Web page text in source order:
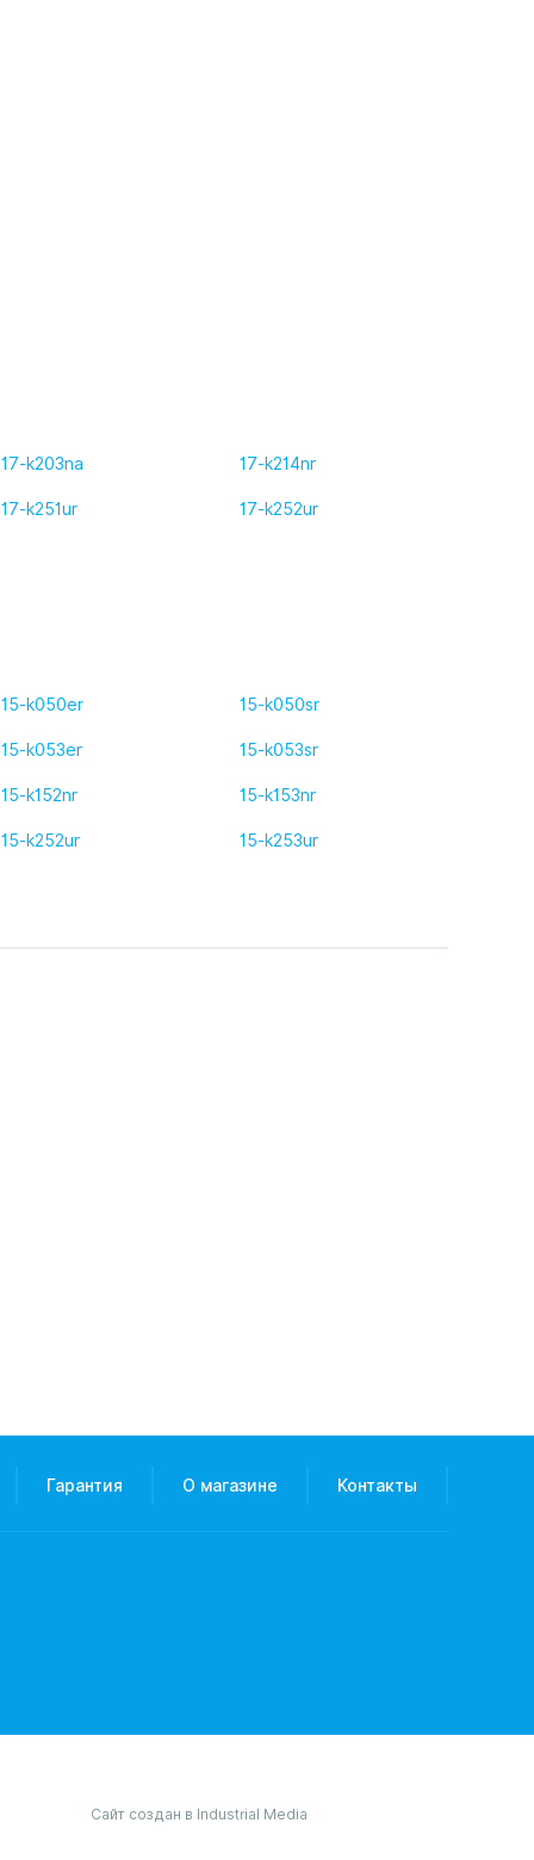
17-k203na 17-k214nr
17-k251ur 17-k252ur
15-k050er 15-k050sr
15-k053er 15-k053sr
15-k152nr 15-k153nr
15-k252ur 15-k253ur
Гарантия О магазине Контакты
Сайт создан в Industrial Media